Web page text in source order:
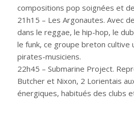
compositions pop soignées et
21h15 – Les Argonautes. Avec
dans le reggae, le hip-hop, le
le funk, ce groupe breton cultive
pirates-musiciens.
22h45 – Submarine Project.
Butcher et Nixon, 2 Lorientais
énergiques, habitués des clubs